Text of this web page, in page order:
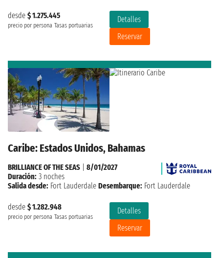
desde $ 1.275.445
precio por persona Tasas portuarias
Detalles
Reservar
Caribe: Estados Unidos, Bahamas
desde $ 1.282.948
precio por persona Tasas portuarias
Detalles
Reservar
BRILLIANCE OF THE SEAS
8/01/2027
Duración: 3 noches
Salida desde: Fort Lauderdale Desembarque: Fort Lauderdale